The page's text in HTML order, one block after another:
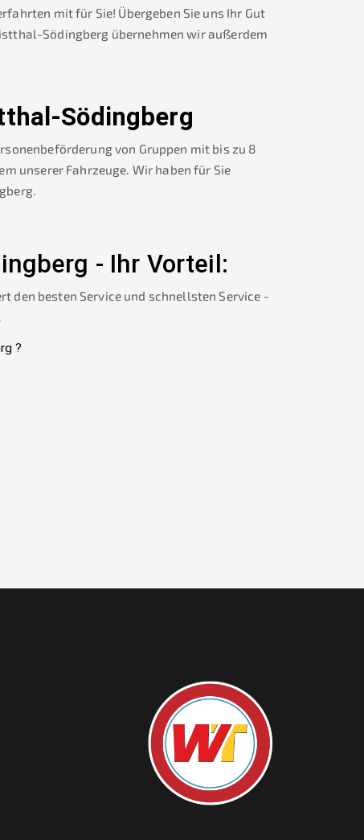
mit für Sie! Übergeben Sie uns Ihr Gut
Södingberg übernehmen wir außerdem
Södingberg
von Gruppen mit bis zu 8
unserer Fahrzeuge. Wir haben für Sie
.
- Ihr Vorteil:
den besten Service und schnellsten Service -
?